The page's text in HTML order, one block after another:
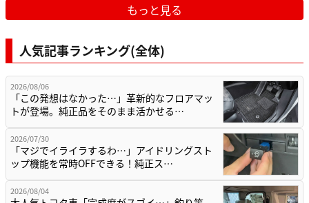
もっと見る
人気記事ランキング(全体)
2026/08/06
「この発想はなかった…」革新的なフロアマッ
トが登場。純正品をそのまま活かせる…
2026/07/30
「マジでイライラするわ…」アイドリングスト
ップ機能を常時OFFできる！純正ス…
2026/08/04